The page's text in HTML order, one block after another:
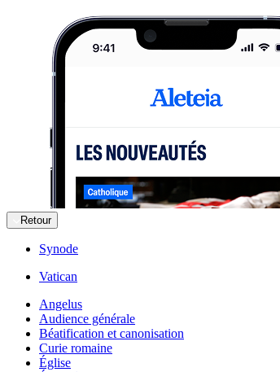
Retour
Synode
Vatican
Angelus
Audience générale
Béatification et canonisation
Curie romaine
Église